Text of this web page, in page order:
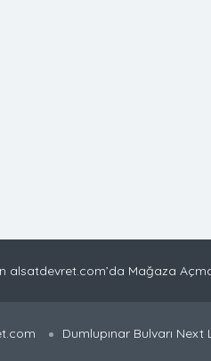
alsatdevret.com’da Mağaza
Dumlupınar Bulvarı